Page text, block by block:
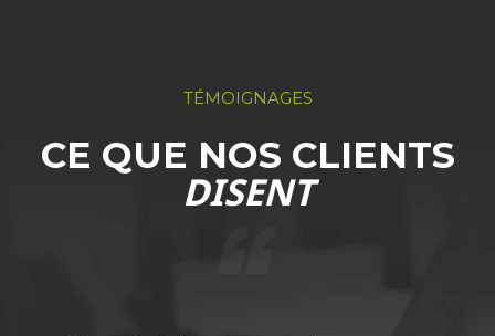
TÉMOIGNAGES
CE QUE NOS CLIENTS
DISENT